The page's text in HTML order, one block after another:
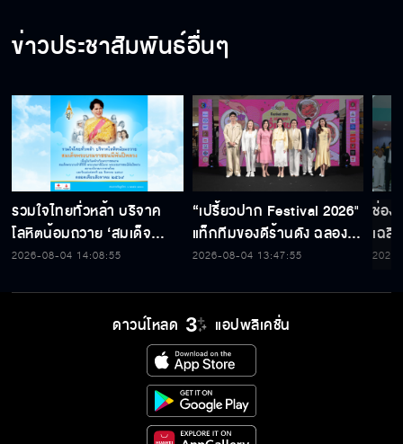
ข่าวประชาสัมพันธ์อื่นๆ
รวมใจไทยทั่วหล้า บริจาค
โลหิตน้อมถวาย ‘สมเด็จ
พระบรมราชชนนีพันปีหลวง’
ระลึก 80 พรรษาฯ อันทรง
2026-08-04 14:08:55
“เปรี้ยวปาก Festival 2026"
แท็กทีมของดีร้านดัง ฉลอง
ก้าวสู่ปีที่ 23
2026-08-04 13:47:55
ช่อง
เฉลิ
สมเ
พระ
ดาวน์โหลด แอปพลิเคชั่น